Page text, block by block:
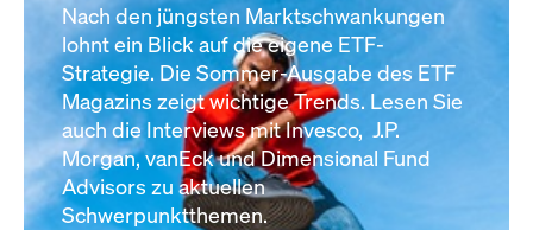
Nach den jüngsten Marktschwankungen
lohnt ein Blick auf die eigene ETF-
Strategie. Die Sommer-Ausgabe des ETF
Magazins zeigt wichtige Trends. Lesen Sie
auch die Interviews mit Invesco, J.P.
Morgan, vanEck und Dimensional Fund
Advisors zu aktuellen
Schwerpunktthemen.